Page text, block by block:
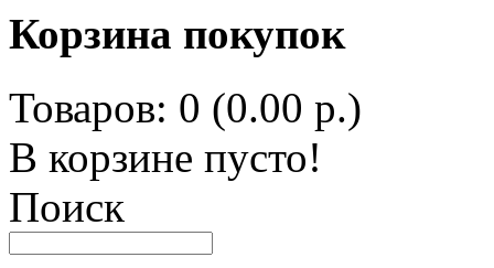
Корзина покупок
Товаров: 0 (0.00 р.)
В корзине пусто!
Поиск